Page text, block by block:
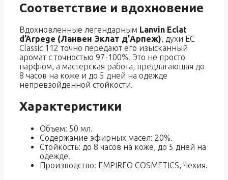
Соответствие и вдохновение
Вдохновленные легендарным Lanvin Eclat
d’Arpege (Ланвен Эклат д’Арпеж), духи EC
Classic 112 точно передают его изысканный
аромат с точностью 97-100%. Это не просто
парфюм, а мастерская работа, предлагающая до
8 часов на коже и до 5 дней на одежде
непревзойденной стойкости.
Характеристики
Объем: 50 мл.
Содержание эфирных масел: 20%.
Стойкость: до 8 часов на коже, до 5 дней на
одежде.
Производство: EMPIREO COSMETICS, Чехия.